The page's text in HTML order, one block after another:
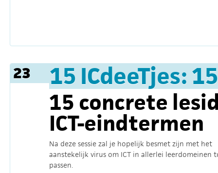
23 15 ICdeeTjes:
15 concrete
ICT-eindtermen
Na deze sessie zal je hopelijk besmet zijn met het
aanstekelijk virus om ICT in allerlei leerdomeinen
passen.